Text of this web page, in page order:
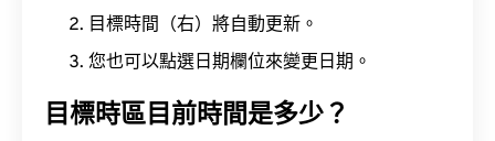
目標時間（右）將自動更新。
您也可以點選日期欄位來變更日期。
目標時區目前時間是多少？